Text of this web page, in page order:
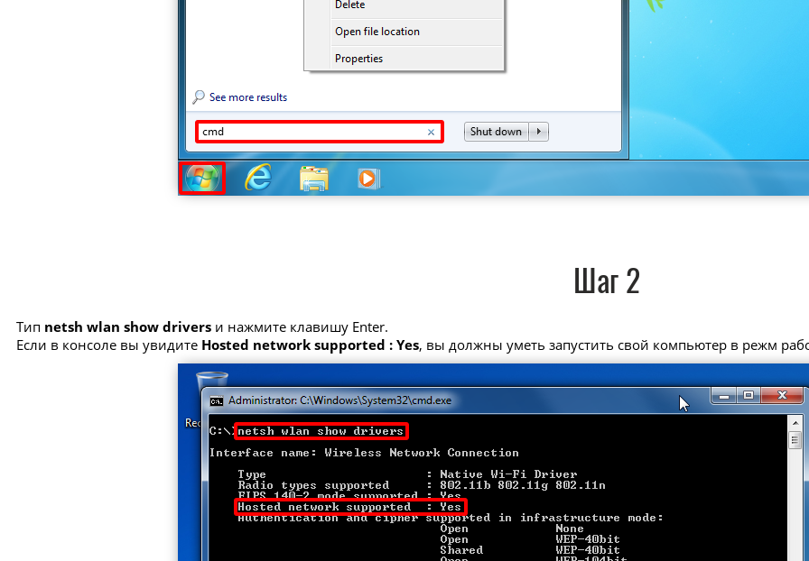
Шаг 2
Тип netsh wlan show drivers и нажмите клавишу Enter.
Если в консоле вы увидите Hosted network supported : Yes, вы должны уметь запустить свой компьютер в режм